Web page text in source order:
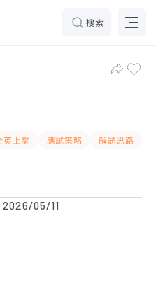
搜索
習推介
英上堂 應試策略 解題思路
2026/05/11